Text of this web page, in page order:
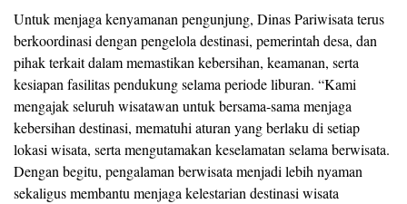
Untuk menjaga kenyamanan pengunjung, Dinas Pariwisata terus
berkoordinasi dengan pengelola destinasi, pemerintah desa, dan
pihak terkait dalam memastikan kebersihan, keamanan, serta
kesiapan fasilitas pendukung selama periode liburan. “Kami
mengajak seluruh wisatawan untuk bersama-sama menjaga
kebersihan destinasi, mematuhi aturan yang berlaku di setiap
lokasi wisata, serta mengutamakan keselamatan selama berwisata.
Dengan begitu, pengalaman berwisata menjadi lebih nyaman
sekaligus membantu menjaga kelestarian destinasi wisata